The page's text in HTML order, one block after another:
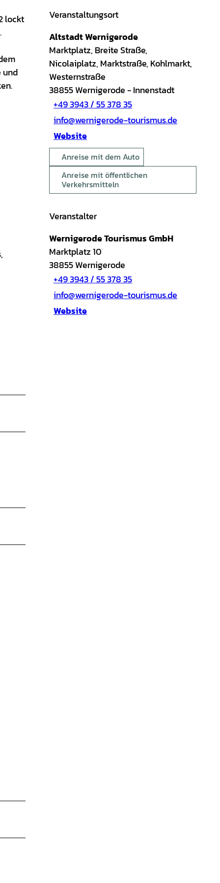
lockt
und
Veranstaltungsort
Altstadt Wernigerode
Marktplatz, Breite Straße,
Nicolaiplatz, Marktstraße, Kohlmarkt,
Westernstraße
38855Wernigerode- Innenstadt
+49 3943 / 55 378 35
info@wernigerode-tourismus.de
Website
Anreise mit dem Auto
Anreise mit öffentlichen
Verkehrsmitteln
Veranstalter
Wernigerode Tourismus GmbH
Marktplatz 10
38855Wernigerode
+49 3943 / 55 378 35
info@wernigerode-tourismus.de
Website